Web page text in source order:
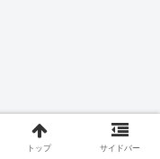
トップ サイドバー